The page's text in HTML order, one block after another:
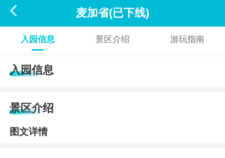
 麦加省(已下线)
入园信息 景区介绍 游玩指南
入园信息
景区介绍
图文详情